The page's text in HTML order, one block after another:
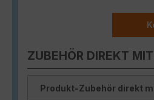
ZUBEHÖR DIREKT
Produkt-Zubehör direkt